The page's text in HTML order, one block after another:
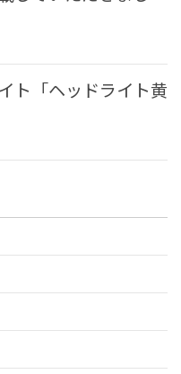
ト「ヘッドライト黄